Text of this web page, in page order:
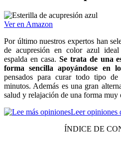
Ver en Amazon
Por último nuestros expertos han
de acupresión en color azul
espalda en casa. Se trata de una
forma sencilla apoyándose en
pensados para curar todo tipo
minutos. Además es una gran
salud y relajación de una forma muy
Leer opiniones
ÍNDICE DE